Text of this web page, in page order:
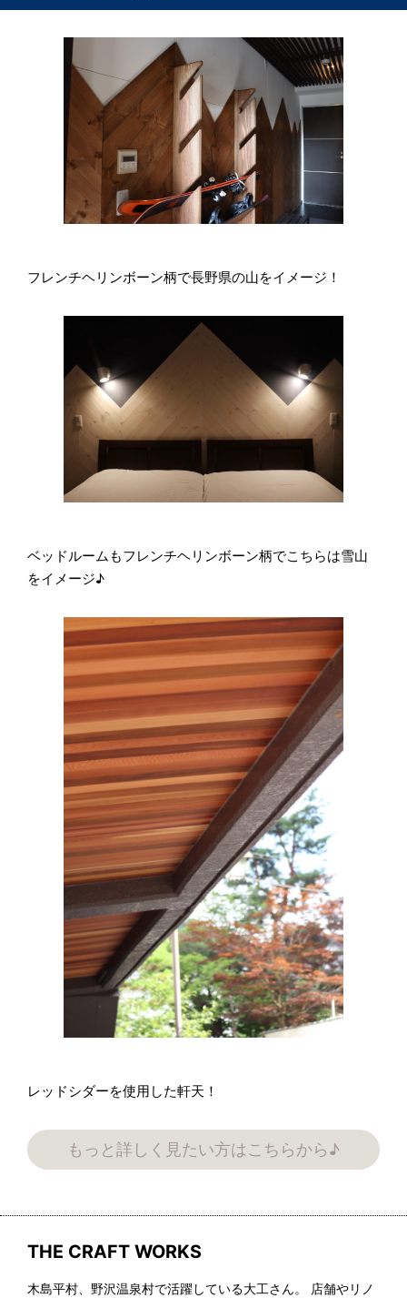
フレンチヘリンボーン柄で長野県の山をイメージ！
ベッドルームもフレンチヘリンボーン柄でこちらは雪山
をイメージ♪
レッドシダーを使用した軒天！
もっと詳しく見たい方はこちらから♪
THE CRAFT WORKS
木島平村、野沢温泉村で活躍している大工さん。 店舗やリノ